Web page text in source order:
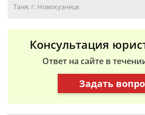
Таня, г. Новокузнецк
Консультация
Ответ на сайте в
Задать